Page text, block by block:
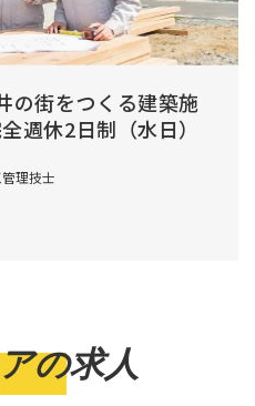
の街をつくる建築施
週休2日制（水日）
理技士
の求人